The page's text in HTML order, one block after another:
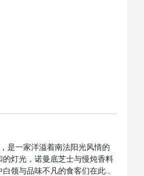
是一家洋溢着南法阳光风情的
灯光，诺曼底芝士与慢炖香料
领与品味不凡的食客们在此相